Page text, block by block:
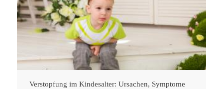
Verstopfung im Kindesalter: Ursachen, Symptome